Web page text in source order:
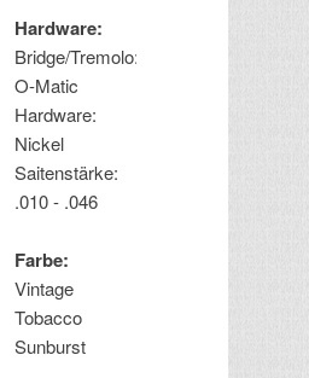
Hardware:
Bridge/Tremolo:Tune-
O-Matic
Hardware:
Nickel
Saitenstärke:
.010 - .046
Farbe:
Vintage
Tobacco
Sunburst